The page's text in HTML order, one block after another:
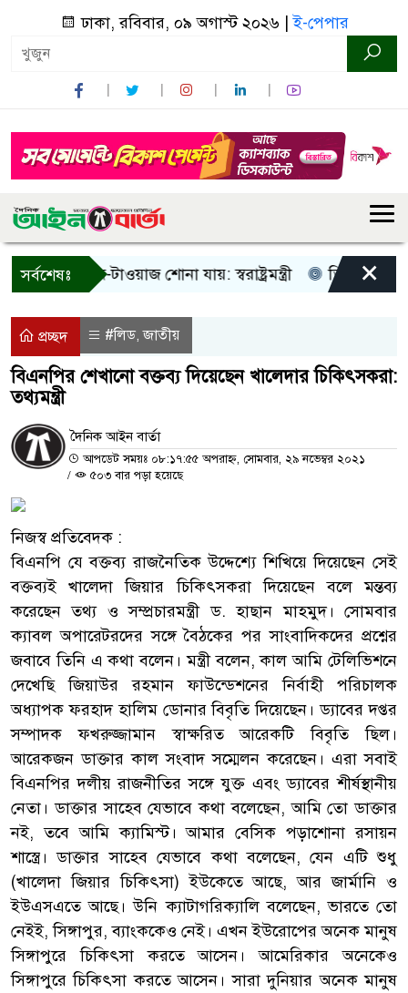
ঢাকা, রবিবার, ০৯ অগাস্ট ২০২৬ |ই-পেপার
সর্বশেষঃ
আওয়াজ-টাওয়াজ শোনা যায়: স্বরাষ্ট্রমন্ত্রী তিন দিনের মধ্যে
×
প্রচ্ছদ #লিড,জাতীয়
বিএনপির শেখানো বক্তব্য দিয়েছেন খালেদার চিকিৎসকরা:
তথ্যমন্ত্রী
দৈনিক আইন বার্তা
আপডেট সময়ঃ ০৮:১৭:৫৫ অপরাহ্ন, সোমবার, ২৯ নভেম্বর ২০২১
/
৫০৩ বার পড়া হয়েছে
নিজস্ব প্রতিবেদক :
বিএনপি যে বক্তব্য রাজনৈতিক উদ্দেশ্যে শিখিয়ে দিয়েছেন সেই
বক্তব্যই খালেদা জিয়ার চিকিৎসকরা দিয়েছেন বলে মন্তব্য
করেছেন তথ্য ও সম্প্রচারমন্ত্রী ড. হাছান মাহমুদ। সোমবার
ক্যাবল অপারেটরদের সঙ্গে বৈঠকের পর সাংবাদিকদের প্রশ্নের
জবাবে তিনি এ কথা বলেন। মন্ত্রী বলেন, কাল আমি টেলিভিশনে
দেখেছি জিয়াউর রহমান ফাউন্ডেশনের নির্বাহী পরিচালক
অধ্যাপক ফরহাদ হালিম ডোনার বিবৃতি দিয়েছেন। ড্যাবের দপ্তর
সম্পাদক ফখরুজ্জামান স্বাক্ষরিত আরেকটি বিবৃতি ছিল।
আরেকজন ডাক্তার কাল সংবাদ সম্মেলন করেছেন। এরা সবাই
বিএনপির দলীয় রাজনীতির সঙ্গে যুক্ত এবং ড্যাবের শীর্ষস্থানীয়
নেতা। ডাক্তার সাহেব যেভাবে কথা বলেছেন, আমি তো ডাক্তার
নই, তবে আমি ক্যামিস্ট। আমার বেসিক পড়াশোনা রসায়ন
শাস্ত্রে। ডাক্তার সাহেব যেভাবে কথা বলেছেন, যেন এটি শুধু
(খালেদা জিয়ার চিকিৎসা) ইউকেতে আছে, আর জার্মানি ও
ইউএসএতে আছে। উনি ক্যাটাগরিক্যালি বলেছেন, ভারতে তো
নেইই, সিঙ্গাপুর, ব্যাংককেও নেই। এখন ইউরোপের অনেক মানুষ
সিঙ্গাপুরে চিকিৎসা করতে আসেন। আমেরিকার অনেকেও
সিঙ্গাপুরে চিকিৎসা করতে আসেন। সারা দুনিয়ার অনেক মানুষ